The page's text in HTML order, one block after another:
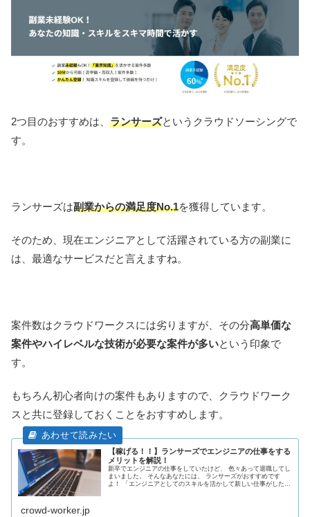
2つ目のおすすめは、 ランサーズというクラウドソーシングで
す。
ランサーズは副業からの満足度No.1を獲得しています。
そのため、現在エンジニアとして活躍されている方の副業に
は、最適なサービスだと言えますね。
案件数はクラウドワークスには劣りますが、その分高単価な
案件やハイレベルな技術が必要な案件が多いという印象で
す。
もちろん初心者向けの案件もありますので、クラウドワーク
スと共に登録しておくことをおすすめします。
【稼げる！！】ランサーズでエンジニアの仕事をする
メリットを解説！
新卒でエンジニアの仕事をしていたけど、 色々あって退職してし
まいました。 そんなあなたには、 ランサーズがおすすめです
よ！ 「エンジニアとしてのスキルを活かして新しい仕事がした
crowd-worker.jp